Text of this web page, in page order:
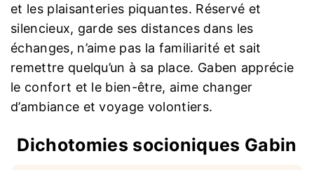
et les plaisanteries piquantes. Réservé et
silencieux, garde ses distances dans les
échanges, n’aime pas la familiarité et sait
remettre quelqu’un à sa place. Gaben apprécie
le confort et le bien-être, aime changer
d’ambiance et voyage volontiers.
Dichotomies socioniques Gabin